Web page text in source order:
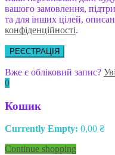
вашого замовлення,
та для інших цілей,
конфіденційності.
РЕЄСТРАЦІЯ
Вже є обліковий запис?
0
Кошик
Currently Empty: 0,00 ₴
Continue shopping